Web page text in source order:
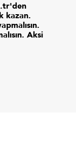
kazan.
Aksi